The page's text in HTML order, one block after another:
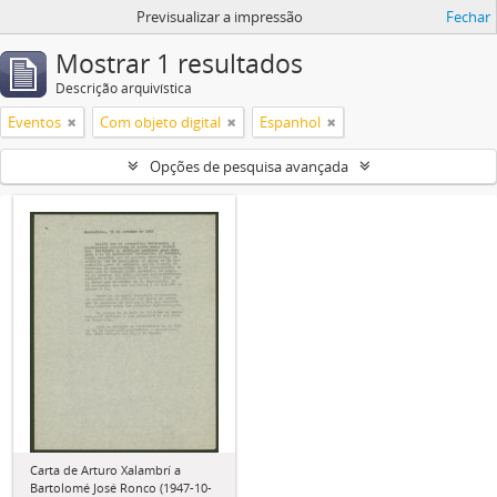
Previsualizar a impressão Fechar
Mostrar 1 resultados
Descrição arquivística
Eventos Com objeto digital Espanhol
Opções de pesquisa avançada
Carta de Arturo Xalambrí a
Bartolomé José Ronco (1947-10-